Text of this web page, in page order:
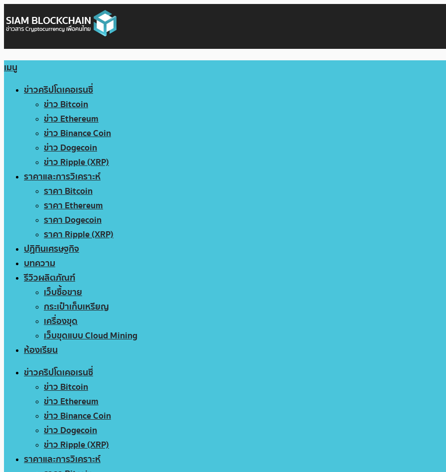
เมนู
ข่าวคริปโตเคอเรนซี่
ข่าว Bitcoin
ข่าว Ethereum
ข่าว Binance Coin
ข่าว Dogecoin
ข่าว Ripple (XRP)
ราคาและการวิเคราะห์
ราคา Bitcoin
ราคา Ethereum
ราคา Dogecoin
ราคา Ripple (XRP)
ปฏิทินเศรษฐกิจ
บทความ
รีวิวผลิตภัณฑ์
เว็บซื้อขาย
กระเป๋าเก็บเหรียญ
เครื่องขุด
เว็บขุดแบบ Cloud Mining
ห้องเรียน
ข่าวคริปโตเคอเรนซี่
ข่าว Bitcoin
ข่าว Ethereum
ข่าว Binance Coin
ข่าว Dogecoin
ข่าว Ripple (XRP)
ราคาและการวิเคราะห์